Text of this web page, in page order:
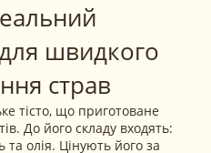
швидкого
страв
тісто, що приготоване
До його складу входять:
та олія. Цінують його за